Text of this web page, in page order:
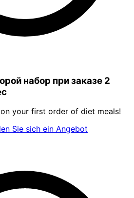
набор при заказе 2
your first order of diet meals!
Sie sich ein Angebot